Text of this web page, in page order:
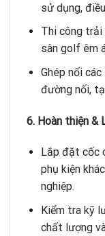
sử dụng,
Thi công trải
sân golf êm
Ghép nối
đường nối,
6. Hoàn thiện &
Lắp đặt cốc
phụ kiện
nghiệp.
Kiểm tra kỹ
chất lượng